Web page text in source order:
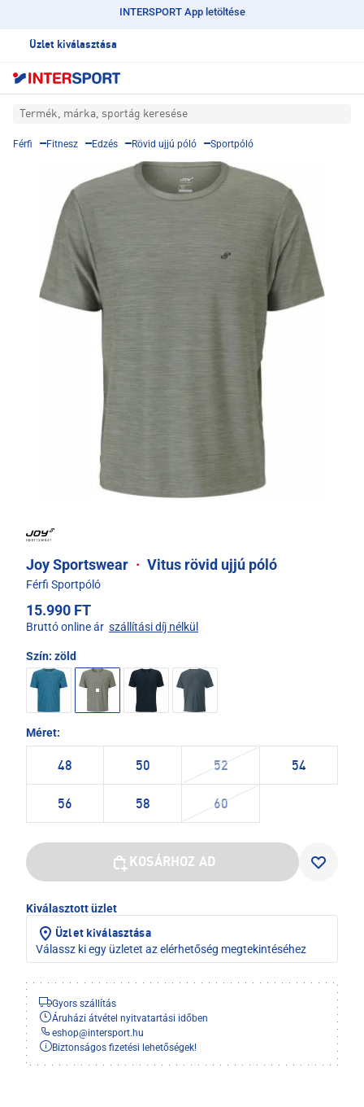
INTERSPORT App letöltése
Üzlet kiválasztása
Termék, márka, sportág keresése
Férfi Fitnesz Edzés Rövid ujjú póló Sportpóló
Joy Sportswear · Vitus rövid ujjú póló
Férfi Sportpóló
15.990 FT
Bruttó online ár szállítási díj nélkül
Szín: zöld
Méret:
48 50 52 54
56 58 60
KOSÁRHOZ AD
Kiválasztott üzlet
Üzlet kiválasztása
Válassz ki egy üzletet az elérhetőség megtekintéséhez
Gyors szállítás
Áruházi átvétel nyitvatartási időben
eshop@intersport.hu
Biztonságos fizetési lehetőségek!